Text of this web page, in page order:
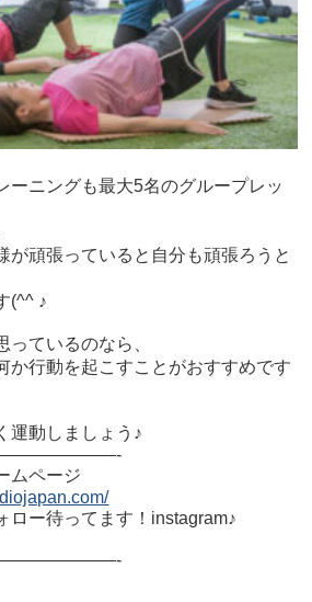
ーニングも最大5名のグループレッ
が頑張っていると自分も頑張ろうと
(^^ ♪
っているのなら、
か行動を起こすことがおすすめです
運動しましょう♪
ムページ
ロー待ってます！instagram♪